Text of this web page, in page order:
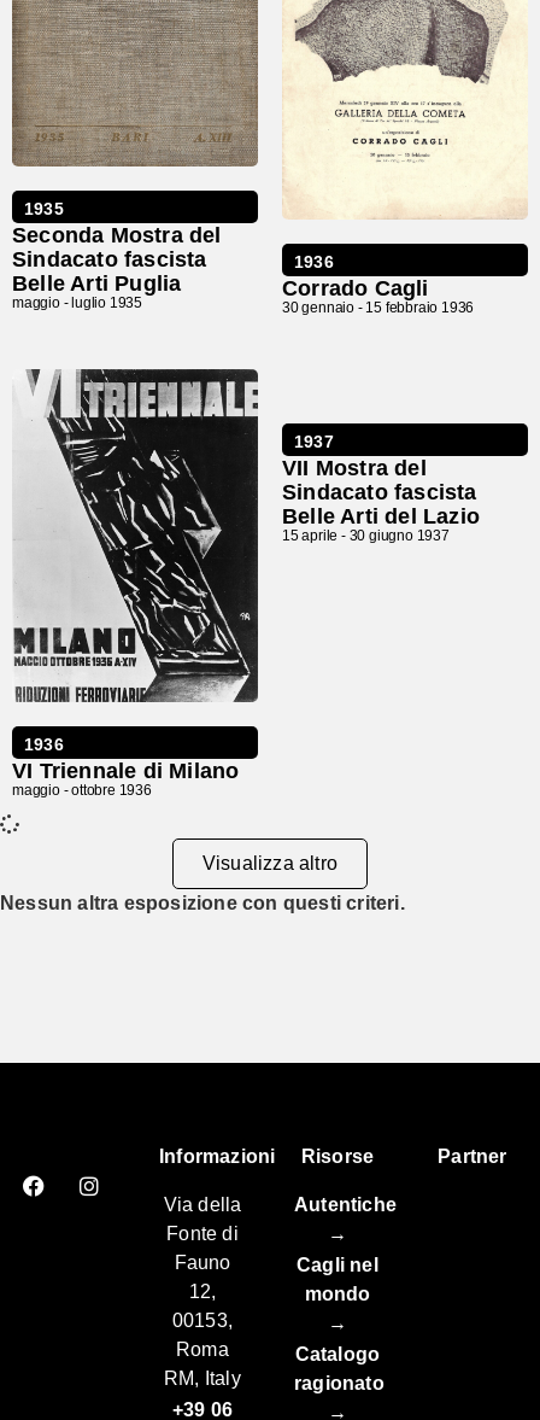
1935
Seconda Mostra del
Sindacato fascista
Belle Arti Puglia
maggio - luglio 1935
1936
Corrado Cagli
30 gennaio - 15 febbraio 1936
1936
VI Triennale di Milano
maggio -ottobre 1936
1937
VII Mostra del
Sindacato fascista
Belle Arti del Lazio
15 aprile - 30 giugno 1937
Visualizza altro
Nessun altra esposizione con questi criteri.
Informazioni
Via della
Fonte di
Fauno
12,
00153,
Roma
RM, Italy
+39 06
Risorse
Autentiche
→
Cagli nel
mondo
→
Catalogo
ragionato
→
Partner